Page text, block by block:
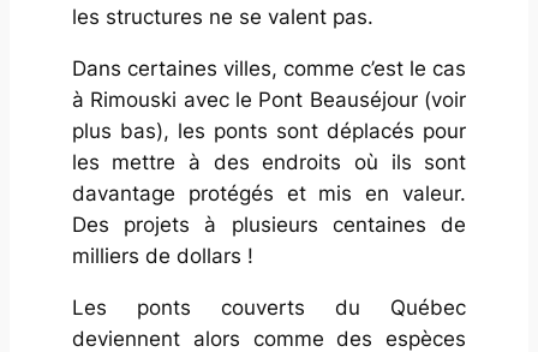
les structures ne se valent pas.
Dans certaines villes, comme c’est le cas
à Rimouski avec le Pont Beauséjour (voir
plus bas), les ponts sont déplacés pour
les mettre à des endroits où ils sont
davantage protégés et mis en valeur.
Des projets à plusieurs centaines de
milliers de dollars !
Les ponts couverts du Québec
deviennent alors comme des espèces